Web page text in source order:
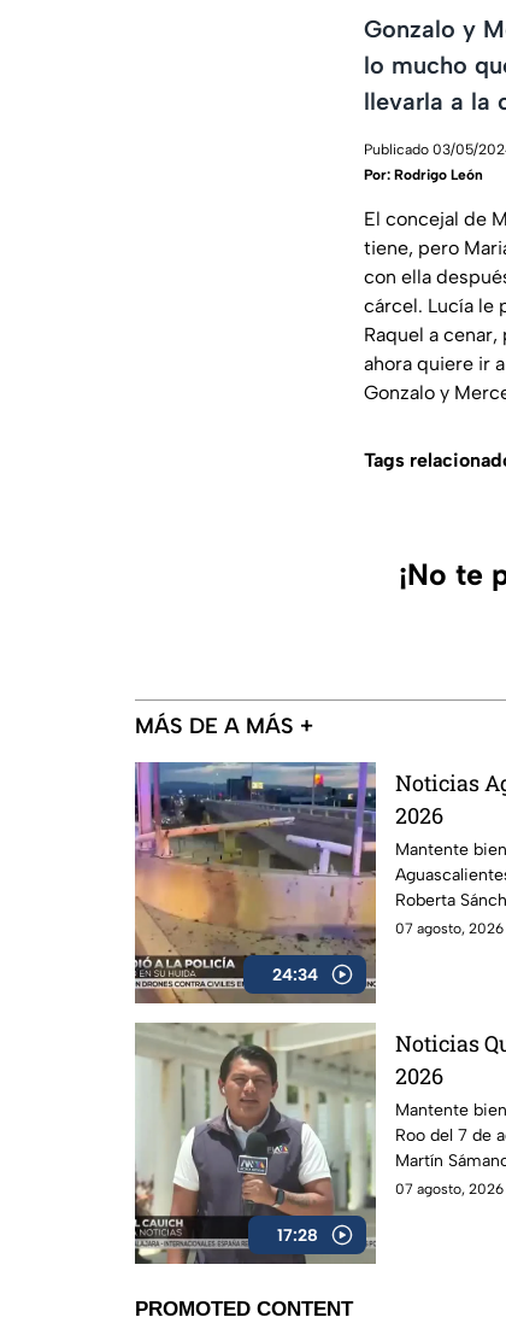
Gonzalo y
lo mucho
llevarla a la
Publicado 03/05/
Por: Rodrigo León
El concejal de
tiene, pero
con ella
cárcel. Lucía le
Raquel a
ahora quiere ir
Gonzalo y
Tags
¡No te
MÁS DE A MÁS +
24:34
Noticias
2026
Mantente
Roberta
07 agosto, 2026
17:28
Noticias
2026
Mantente
Roo del 7 de
Martín
07 agosto, 2026